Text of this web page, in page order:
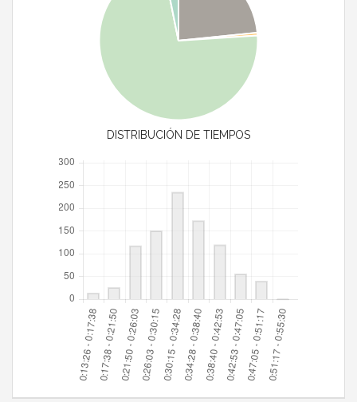
DISTRIBUCIÓN DE TIEMPOS